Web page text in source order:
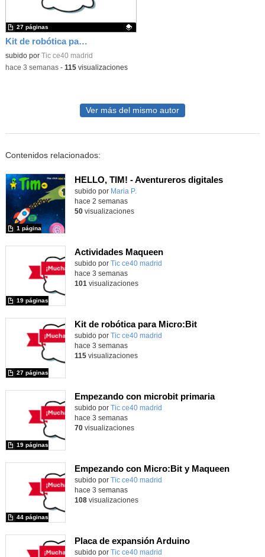
Kit de robótica para Micro:Bit
Contenido educativo.
subido por Tic ce40 madrid
27 páginas
-hace 3 semanas- 115visualizaciones
Ver más del mismo autor
Contenidos relacionados:
HELLO, TIM! - Aventureros digitales
Contenido educativo.
subido por Maria P.
1 página
hace 2 semanas
50visualizaciones
Actividades Maqueen
Contenido educativo.
subido por Tic ce40 madrid
19 páginas
hace 3 semanas
101 visualizaciones
Kit de robótica para Micro:Bit
Contenido educativo.
subido por Tic ce40 madrid
27 páginas
hace 3 semanas
115visualizaciones
Empezando con microbit primaria
Contenido educativo.
subido por Tic ce40 madrid
19 páginas
hace 3 semanas
70visualizaciones
Empezando con Micro:Bit y Maqueen
Contenido educativo.
subido por Tic ce40 madrid
44 páginas
hace 3 semanas
108visualizaciones
Placa de expansión Arduino
Contenido educativo.
subido por Tic ce40 madrid